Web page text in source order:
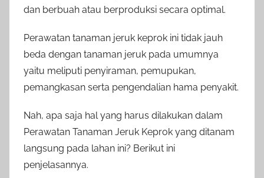
dan berbuah atau berproduksi secara optimal.
Perawatan tanaman jeruk keprok ini tidak jauh
beda dengan tanaman jeruk pada umumnya
yaitu meliputi penyiraman, pemupukan,
pemangkasan serta pengendalian hama penyakit.
Nah, apa saja hal yang harus dilakukan dalam
Perawatan Tanaman Jeruk Keprok yang ditanam
langsung pada lahan ini? Berikut ini
penjelasannya.